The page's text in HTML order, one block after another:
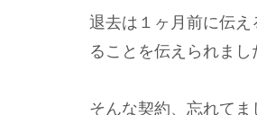
退去は１ヶ月前に伝
ることを伝えられまし
そんな契約、忘れて